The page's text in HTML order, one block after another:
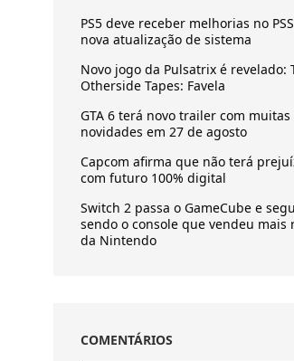
PS5 deve receber melhorias no
nova atualização de sistema
Novo jogo da Pulsatrix é revelado:
Otherside Tapes: Favela
GTA 6 terá novo trailer com muitas
novidades em 27 de agosto
Capcom afirma que não terá
com futuro 100% digital
Switch 2 passa o GameCube e
sendo o console que vendeu mais
da Nintendo
COMENTÁRIOS